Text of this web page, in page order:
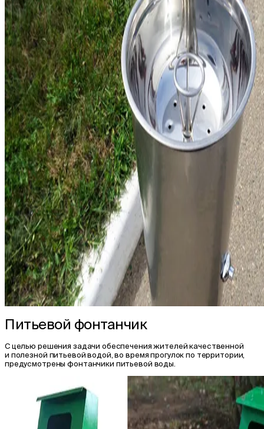
Питьевой фонтанчик
С целью решения задачи обеспечения жителей качественной
и полезной питьевой водой, во время прогулок по территории,
предусмотрены фонтанчики питьевой воды.